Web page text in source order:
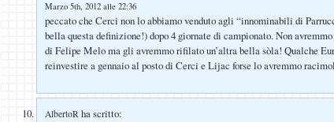
Marzo 5th, 2012 alle 22:36
peccato che Cerci non lo abbiamo venduto agli “innominabili di
bella questa definizione!) dopo 4 giornate di campionato. Non
di Felipe Melo ma gli avremmo rifilato un’altra bella sòla! Qualche
reinvestire a gennaio al posto di Cerci e Lijac forse lo avremmo
AlbertoR ha scritto: